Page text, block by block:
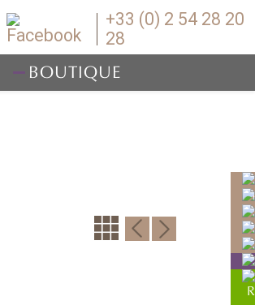
+33 (0) 2 54 28 20
28
BOUTIQUE